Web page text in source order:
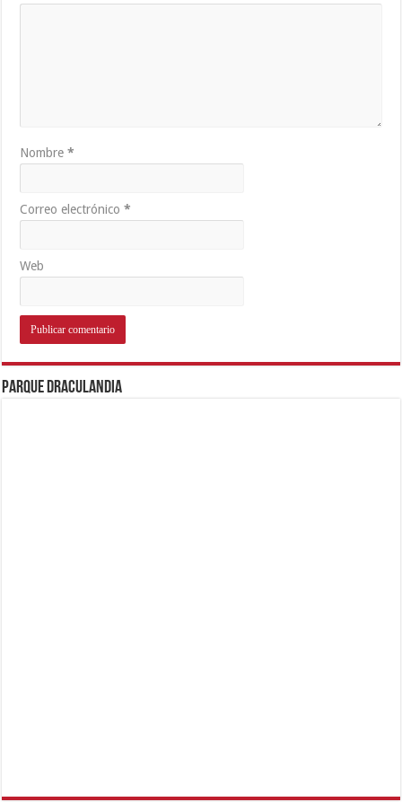
Nombre*
Correo electrónico*
Web
Parque Draculandia